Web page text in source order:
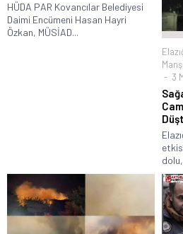
HÜDA PAR Kovancılar Belediyesi
Daimi Encümeni Hasan Hayri
Özkan, MÜSİAD...
3